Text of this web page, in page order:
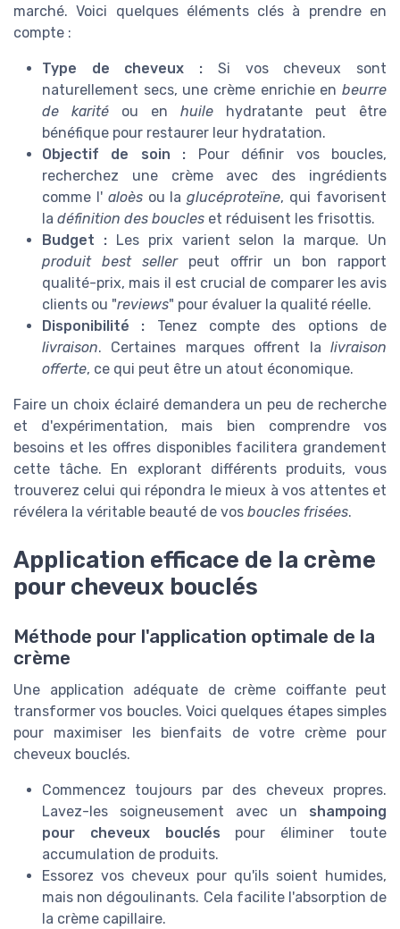
marché. Voici quelques éléments clés à prendre en
compte :
Type de cheveux : Si vos cheveux sont
naturellement secs, une crème enrichie en beurre
de karité ou en huile hydratante peut être
bénéfique pour restaurer leur hydratation.
Objectif de soin : Pour définir vos boucles,
recherchez une crème avec des ingrédients
comme l' aloèsou laglucéproteïne, qui favorisent
la définition des boucles et réduisent les frisottis.
Budget :Les prix varient selon la marque. Un
produit best sellerpeut offrir un bon rapport
qualité-prix, mais il est crucial de comparer les avis
clients ou "reviews" pour évaluer la qualité réelle.
Disponibilité : Tenez compte des options de
livraison. Certaines marques offrent la livraison
offerte, ce qui peut être un atout économique.
Faire un choix éclairé demandera un peu de recherche
et d'expérimentation, mais bien comprendre vos
besoins et les offres disponibles facilitera grandement
cette tâche. En explorant différents produits, vous
trouverez celui qui répondra le mieux à vos attentes et
révélera la véritable beauté de vos boucles frisées.
Application efficace de la crème
pour cheveux bouclés
Méthode pour l'application optimale de la
crème
Une application adéquate de crème coiffante peut
transformer vos boucles. Voici quelques étapes simples
pour maximiser les bienfaits de votre crème pour
cheveux bouclés.
Commencez toujours par des cheveux propres.
Lavez-les soigneusement avec un shampoing
pour cheveux bouclés pour éliminer toute
accumulation de produits.
Essorez vos cheveux pour qu'ils soient humides,
mais non dégoulinants. Cela facilite l'absorption de
la crème capillaire.